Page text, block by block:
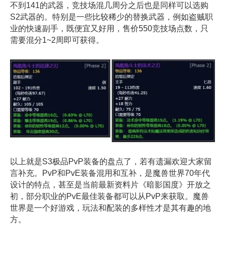
不到141的武器，竞技场混几周分之后也是同样可以选购
S2武器的。特别是一些比较稀少的替换武器，例如盗贼职
业的快速副手，既便宜又好用，售价550竞技场点数，只
需要混分1~2周即可获得。
以上就是S3极品PvP装备的盘点了，若有遗漏欢迎大家留
言补充。PvP和PvE装备混用和互补，是魔兽世界70年代
设计的特点，甚至是当前最新资料片《暗影国度》开放之
初，部分职业的PvE最佳装备都可以从PvP来获取。魔兽
世界是一个好游戏，玩法和配装的多样性才是其有趣的地
方。